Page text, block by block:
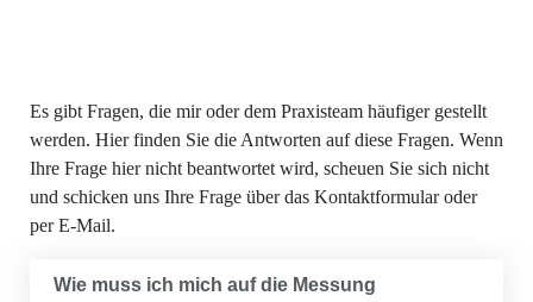
Wie muss ich mich auf die Mes­sung
Es gibt Fra­gen, die mir oder dem Pra­xis­team häu­fi­ger gestellt
wer­den. Hier fin­den Sie die Ant­wor­ten auf die­se Fra­gen. Wenn
Ihre Fra­ge hier nicht beant­wor­tet wird, scheu­en Sie sich nicht
und schi­cken uns Ihre Fra­ge über das Kon­takt­for­mu­lar oder
per E‑Mail.